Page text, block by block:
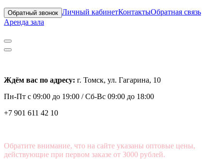
Обратный звонок Личный кабинетКонтактыОбратная связь
Аренда зала
Ждём вас по адресу: г. Томск, ул. Гагарина, 10
Пн-Пт с 09:00 до 19:00 /Сб-Вс 09:00 до 18:00
+7 901 611 42 10
Обратите внимание, что на сайте указаны оптовые цены,
действующие при первом заказе от 3000 рублей.